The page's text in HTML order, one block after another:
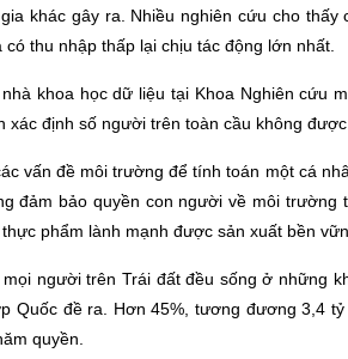
khác gây ra. Nhiều nghiên cứu cho
thu nhập thấp lại chịu tác động lớn nhất.
khoa học dữ liệu tại Khoa Nghiên cứu
định số người trên toàn cầu không
vấn đề môi trường để tính toán một cá
đảm bảo quyền con người về môi
phẩm lành mạnh được sản xuất bền
người trên Trái đất đều sống ở những
Quốc đề ra. Hơn 45%, tương đương 3,4
quyền.